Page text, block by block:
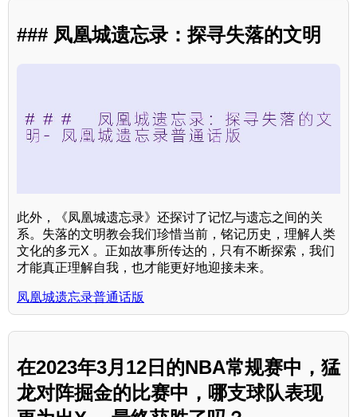
### 凤凰城遗忘录：探寻失落的文明
此外，《凤凰城遗忘录》还探讨了记忆与遗忘之间的关
系。失落的文明教会我们珍惜当前，铭记历史，理解人类
文化的多元X 。正如故事所传达的，只有不断探索，我们
才能真正理解自我，也才能更好地迎接未来。
凤凰城遗忘录普通话版
在2023年3月12日的NBA常规赛中，猛
龙对阵掘金的比赛中，哪支球队表现